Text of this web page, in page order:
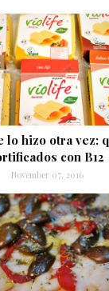
lo hizo otra vez:
con B12
November 07, 2016